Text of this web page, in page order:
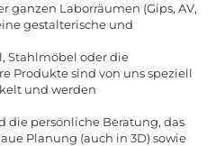
ganzen Laborräumen (Gips, AV,
gestalterische und
Stahlmöbel oder die
Produkte sind von uns speziell
und werden
die persönliche Beratung, das
Planung (auch in 3D) sowie